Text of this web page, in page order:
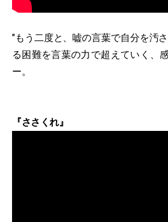
"もう二度と、嘘の言葉で自分を汚
る困難を言葉の力で超えていく、
ー。
『ささくれ』